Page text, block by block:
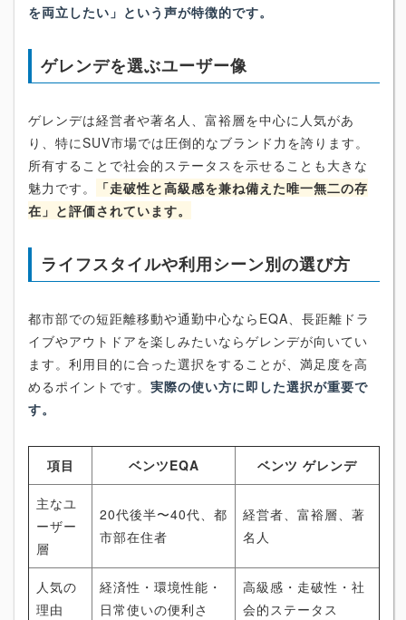
を両立したい」という声が特徴的です。
ゲレンデを選ぶユーザー像
ゲレンデは経営者や著名人、富裕層を中心に人気があ
り、特にSUV市場では圧倒的なブランド力を誇ります。
所有することで社会的ステータスを示せることも大きな
魅力です。
「走破性と高級感を兼ね備えた唯一無二の存
在」と評価されています。
ライフスタイルや利用シーン別の選び方
都市部での短距離移動や通勤中心ならEQA、長距離ドラ
イブやアウトドアを楽しみたいならゲレンデが向いてい
ます。利用目的に合った選択をすることが、満足度を高
めるポイントです。 実際の使い方に即した選択が重要で
す。
項目 ベンツEQA ベンツ ゲレンデ
主なユ
ーザー
層
20代後半〜40代、都
市部在住者
経営者、富裕層、著
名人
人気の
理由
経済性・環境性能・
日常使いの便利さ
高級感・走破性・社
会的ステータス